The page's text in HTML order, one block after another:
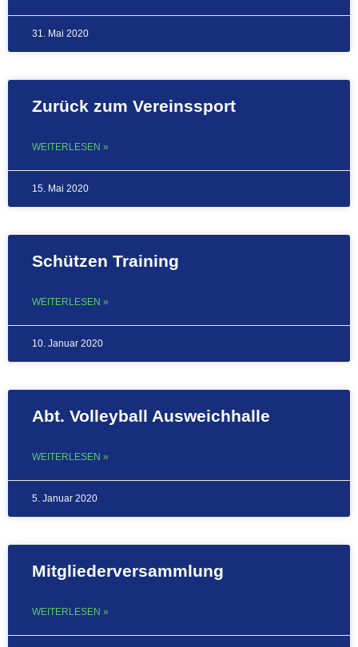
31. Mai 2020
Zurück zum Vereinssport
WEITERLESEN »
15. Mai 2020
Schützen Training
WEITERLESEN »
10. Januar 2020
Abt. Volleyball Ausweichhalle
WEITERLESEN »
5. Januar 2020
Mitgliederversammlung
WEITERLESEN »